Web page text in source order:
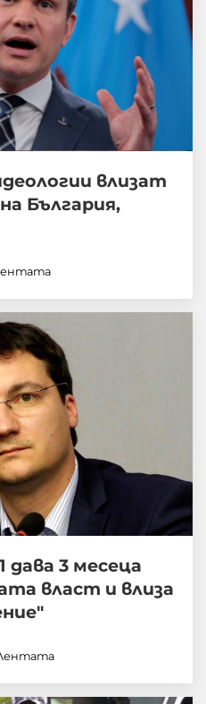
влизат
България,
3 месеца
власт и влиза